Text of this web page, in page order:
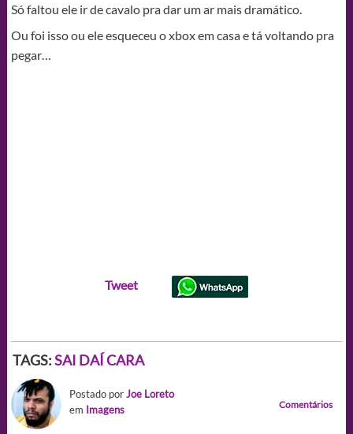
Só faltou ele ir de cavalo pra dar um ar mais dramático.
Ou foi isso ou ele esqueceu o xbox em casa e tá voltando pra
pegar…
Tweet
TAGS:SAI DAÍ CARA
Postado porJoe Loreto
em Imagens Comentários